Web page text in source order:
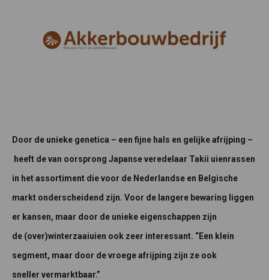
Door de unieke genetica – een fijne hals en gelijke afrijping –
heeft de van oorsprong Japanse veredelaar Takii uienrassen
in het assortiment die voor de Nederlandse en Belgische
markt onderscheidend zijn. Voor de langere bewaring liggen
er kansen, maar door de unieke eigenschappen zijn
de (over)winterzaaiuien ook zeer interessant. “Een klein
segment, maar door de vroege afrijping zijn ze ook
sneller vermarktbaar.”